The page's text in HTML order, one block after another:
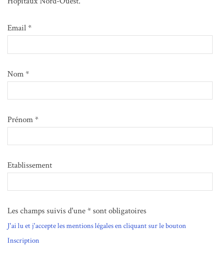
Email *
Nom *
Prénom *
Etablissement
Les champs suivis d'une * sont obligatoires
J'ai lu et j'accepte les mentions légales en cliquant sur le bouton
Inscription